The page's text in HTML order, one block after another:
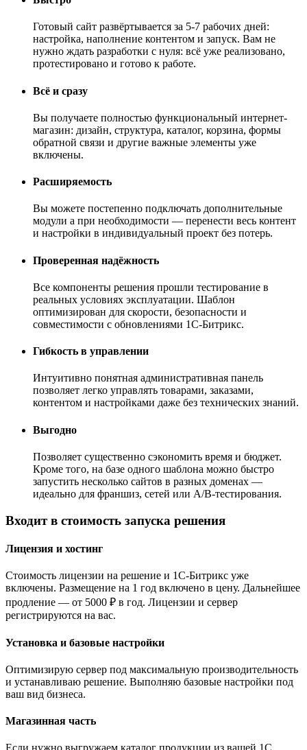
Готовый сайт развёртывается за 5-7 рабочих дней:
настройка, наполнение контентом и запуск. Вам не
нужно ждать разработки с нуля: всё уже реализовано,
протестировано и готово к работе.
Всё и сразу
Вы получаете полностью функциональный интернет-
магазин: дизайн, структура, каталог, корзина, формы
обратной связи и другие важные элементы уже
включены.
Расширяемость
Вы можете постепенно подключать дополнительные
модули а при необходимости — перенести весь контент
и настройки в индивидуальный проект без потерь.
Проверенная надёжность
Все компоненты решения прошли тестирование в
реальных условиях эксплуатации. Шаблон
оптимизирован для скорости, безопасности и
совместимости с обновлениями 1С-Битрикс.
Гибкость в управлении
Интуитивно понятная административная панель
позволяет легко управлять товарами, заказами,
контентом и настройками даже без технических знаний.
Выгодно
Позволяет существенно сэкономить время и бюджет.
Кроме того, на базе одного шаблона можно быстро
запустить несколько сайтов в разных доменах —
идеально для франшиз, сетей или A/B-тестирования.
Входит в стоимость запуска решения
Лицензия и хостинг
Стоимость лицензии на решение и 1С-Битрикс уже
включены. Размещение на 1 год включено в цену. Дальнейшее
продление — от 5000 ₽ в год. Лицензии и сервер
регистрируются на вас.
Установка и базовые настройки
Оптимизирую сервер под максимальную производительность
и устанавливаю решение. Выполняю базовые настройки под
ваш вид бизнеса.
Магазинная часть